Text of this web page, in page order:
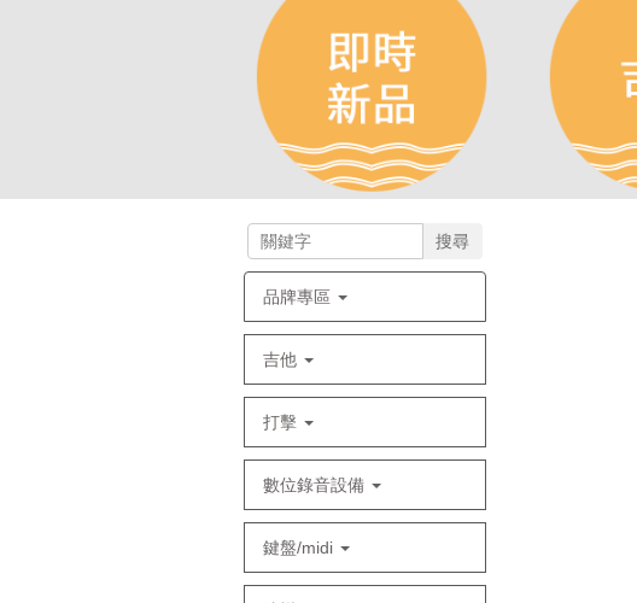
搜尋
品牌專區
吉他
打擊
數位錄音設備
鍵盤/midi